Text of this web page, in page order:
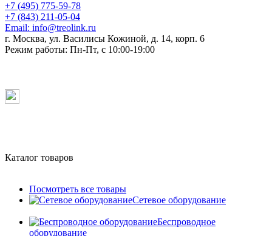
+7 (495) 775-59-78
+7 (843) 211-05-04
Email: info@treolink.ru
г. Москва, ул. Василисы Кожиной, д. 14, корп. 6
Режим работы: Пн-Пт, с 10:00-19:00
Каталог товаров
Посмотреть все товары
Сетевое оборудование
Беспроводное
оборудование